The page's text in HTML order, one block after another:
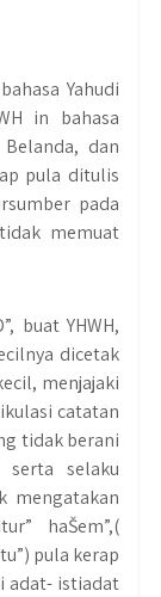
Yahudi
in bahasa
dan
pula ditulis
pada
memuat
buat YHWH,
dicetak
menjajaki
catatan
tidak berani
serta selaku
mengatakan
haŠem”,(
pula kerap
adat- istiadat